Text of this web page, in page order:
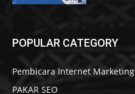
POPULAR CATEGORY
Pembicara Internet Marketing
PAKAR SEO